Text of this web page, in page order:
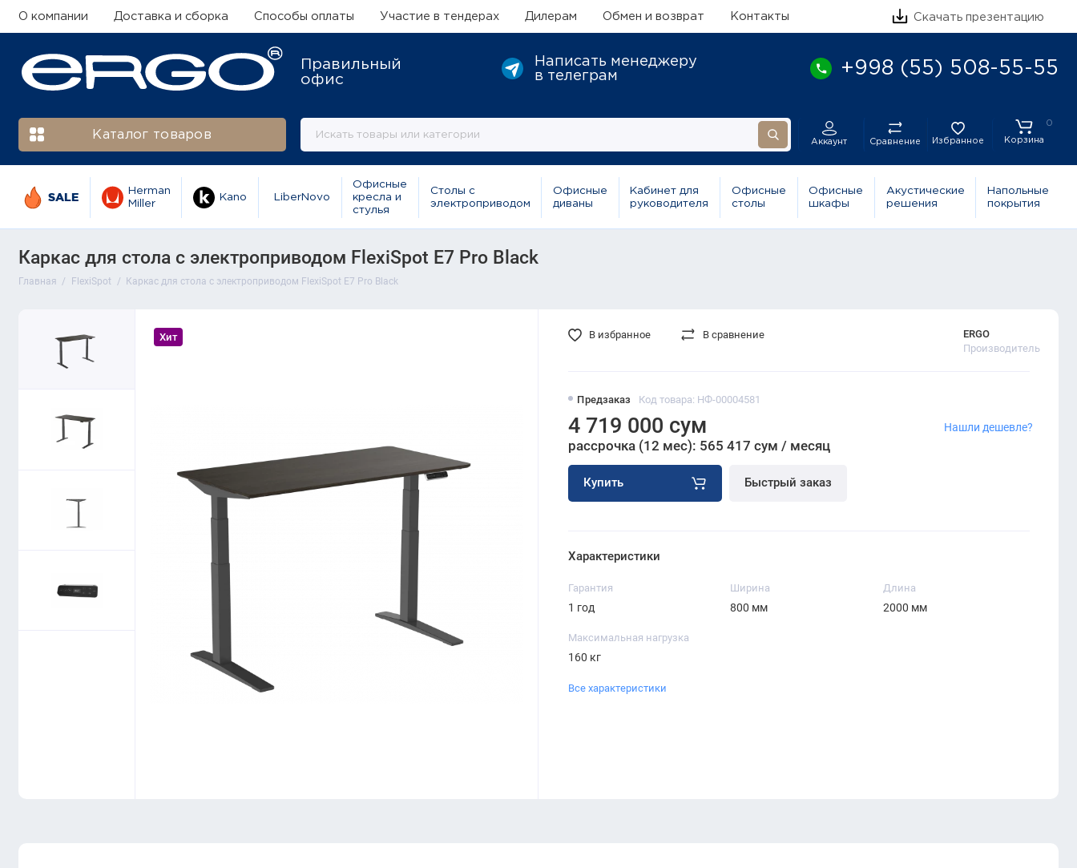
О компании Доставка и сборка Способы оплаты Участие в тендерах Дилерам Обмен и возврат Контакты Скачать презентацию
Правильный
офис
Написать менеджеру
в телеграм
+998 (55) 508-55-55
Каталог товаров
Аккаунт Сравнение Избранное
0
Корзина
SALE
Herman
Miller
Kano LiberNovo
Офисные
кресла и
стулья
Столы с
электроприводом
Офисные
диваны
Кабинет для
руководителя
Офисные
столы
Офисные
шкафы
Акустические
решения
Напольные
покрытия
Каркас для стола с электроприводом FlexiSpot E7 Pro Black
Главная FlexiSpot Каркас для стола с электроприводом FlexiSpot E7 Pro Black
Хит
Предзаказ Код товара: НФ-00004581
ERGO
Производитель
4 719 000 сум
рассрочка (12 мес): 565 417 сум / месяц
Купить Быстрый заказ
Нашли дешевле?
В избранное В сравнение
Характеристики
Гарантия
1 год
Ширина
800 мм
Длина
2000 мм
Максимальная нагрузка
160 кг
Все характеристики